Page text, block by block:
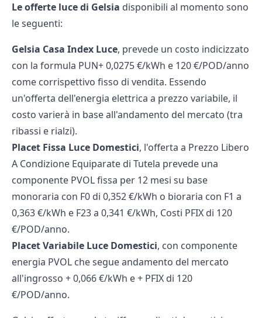
Leofferte lucedi Gelsia disponibili al momento sono
le seguenti:
Gelsia Casa Index Luce, prevede un costo indicizzato
con la formula PUN+ 0,0275 €/kWh e 120 €/POD/anno
come corrispettivo fisso di vendita. Essendo
un'offerta dell'energia elettrica a prezzo variabile, il
costo varierà in base all'andamento del mercato (tra
ribassi e rialzi).
Placet Fissa Luce Domestici, l'offerta a Prezzo Libero
A Condizione Equiparate di Tutela prevede una
componente PVOL fissa per 12 mesi su base
monoraria con F0 di 0,352 €/kWh o bioraria con F1 a
0,363 €/kWh e F23 a 0,341 €/kWh, Costi PFIX di 120
€/POD/anno.
Placet Variabile Luce Domestici, con componente
energia PVOL che segue andamento del mercato
all'ingrosso + 0,066 €/kWh e + PFIX di 120
€/POD/anno.